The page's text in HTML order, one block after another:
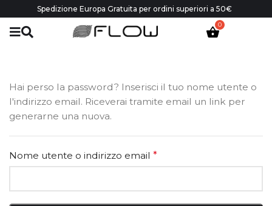
Spedizione Europa Gratuita per ordini superiori a 50€
Hai perso la password? Inserisci il tuo nome utente o
l'indirizzo email. Riceverai tramite email un link per
generarne una nuova.
Nome utente o indirizzo email *